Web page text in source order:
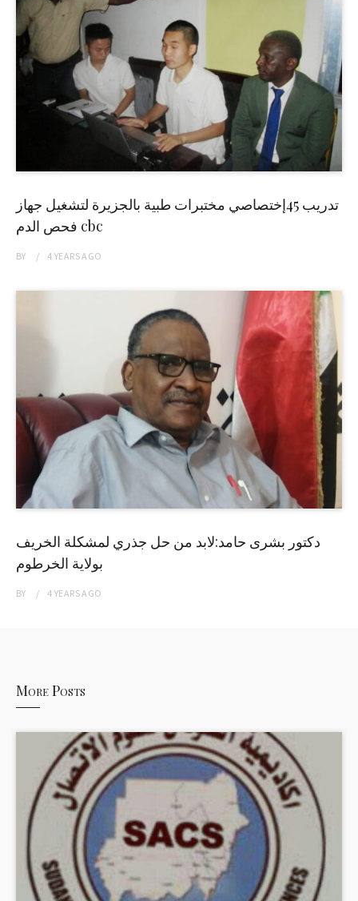
تدريب 45إختصاصي مختبرات طبية بالجزيرة لتشغيل جهاز
فحص الدم cbc
BY 4 YEARSAGO
دكتور بشرى حامد:لابد من حل جذري لمشكلة الخريف
بولاية الخرطوم
BY 4 YEARSAGO
More Posts